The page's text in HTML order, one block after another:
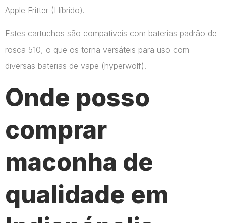
Apple Fritter (Híbrido).
Estes cartuchos são compatíveis com baterias padrão de
rosca 510, o que os torna versáteis para uso com
diversas baterias de vape​ (hyperwolf)​.
Onde posso
comprar
maconha de
qualidade em